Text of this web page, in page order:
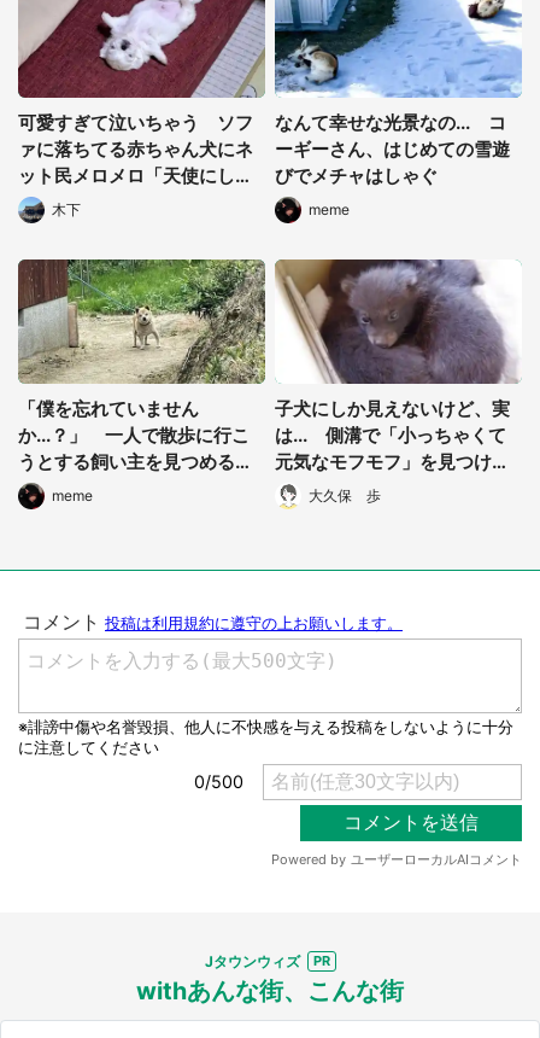
可愛すぎて泣いちゃう ソフ
ァに落ちてる赤ちゃん犬にネ
ット民メロメロ「天使にしか
見えない」「尊い...」
木下
なんて幸せな光景なの... コ
ーギーさん、はじめての雪遊
びでメチャはしゃぐ
meme
「僕を忘れていません
か...？」 一人で散歩に行こ
うとする飼い主を見つめるワ
ンコの哀愁が凄い
meme
子犬にしか見えないけど、実
は... 側溝で「小っちゃくて
元気なモフモフ」を見つけて
も、連れて帰っちゃダメな理
由
大久保 歩
Jタウンウィズ
withあんな街、こんな街